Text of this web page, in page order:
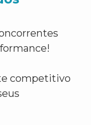
competitivo